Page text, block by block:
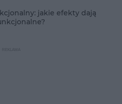
jakie efekty dają